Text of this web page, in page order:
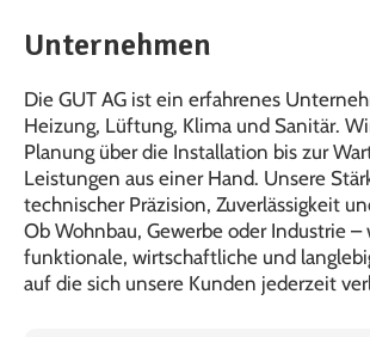
Unternehmen
Die GUT AG ist ein erfahrenes
Heizung, Lüftung, Klima und Sanitär.
Planung über die Installation bis zur
Leistungen aus einer Hand. Unsere
technischer Präzision, Zuverlässigkeit
Ob Wohnbau, Gewerbe oder Industrie –
funktionale, wirtschaftliche und
auf die sich unsere Kunden jederzeit